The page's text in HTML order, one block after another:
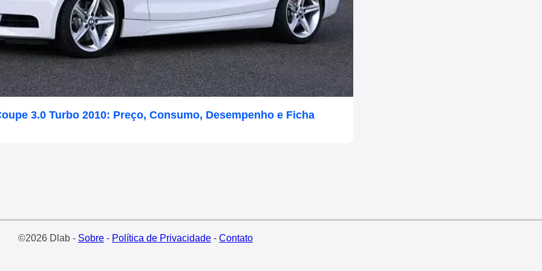
3.0 Turbo 2010: Preço, Consumo, Desempenho e Ficha
©2026 Dlab - Sobre- Política de Privacidade- Contato